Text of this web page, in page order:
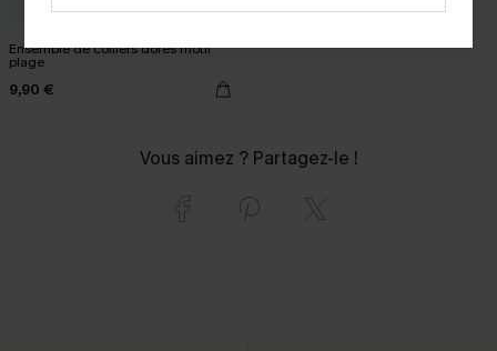
Ensemble de colliers dorés motif
plage
9,90 €
Vous aimez ? Partagez-le !